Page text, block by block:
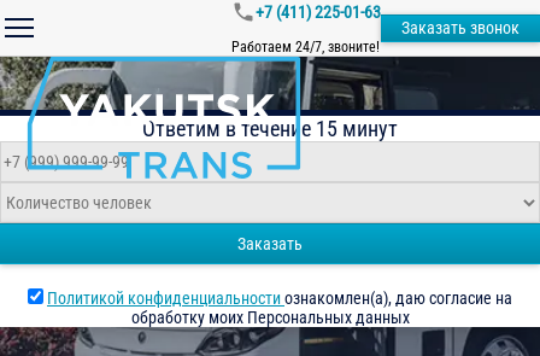
+7 (411) 225-01-63
Работаем 24/7, звоните!
Заказать звонок
Ответим в течение 15 минут
Заказать
Политикой конфиденциальностиознакомлен(а), даю согласие на
обработку моих Персональных данных